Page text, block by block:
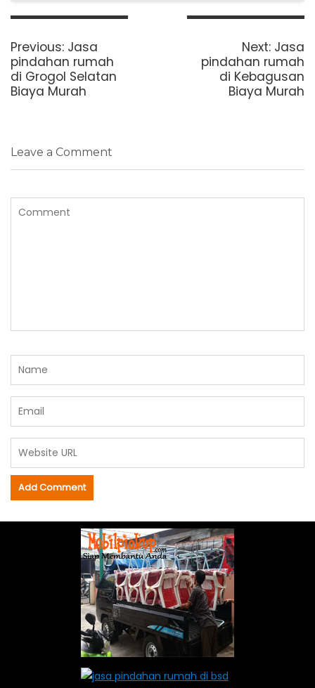
Post
Previous: Previous
post:
Jasa
pindahan rumah
di Grogol Selatan
Biaya Murah
Next: Next
post:
Jasa
pindahan rumah
di Kebagusan
Biaya Murah
Leave a Comment